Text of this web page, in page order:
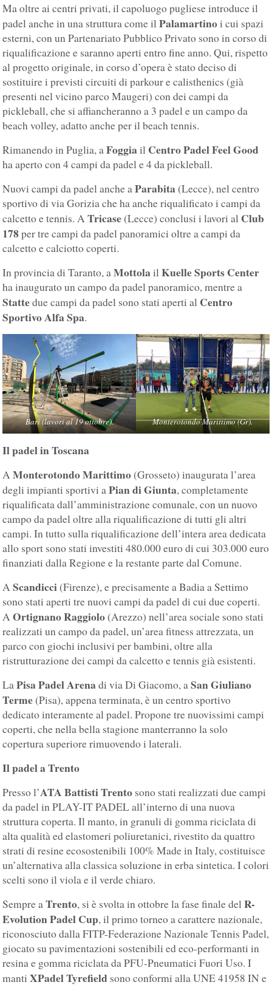
Ma oltre ai centri privati, il capoluogo pugliese introduce il
padel anche in una struttura come ilPalamartinoi cui spazi
esterni, con un Partenariato Pubblico Privato sono in corso di
riqualificazione e saranno aperti entro fine anno. Qui, rispetto
al progetto originale, in corso d’opera è stato deciso di
sostituire i previsti circuiti di parkour e calisthenics (già
presenti nel vicino parco Maugeri) con dei campi da
pickleball, che si affiancheranno a 3 padel e un campo da
beach volley, adatto anche per il beach tennis.
Rimanendo in Puglia, aFoggia il Centro Padel Feel Good
ha aperto con 4 campi da padel e 4 da pickleball.
Nuovi campi da padel anche aParabita(Lecce), nel centro
sportivo di via Gorizia che ha anche riqualificato i campi da
calcetto e tennis. ATricase(Lecce) conclusi i lavori al Club
178per tre campi da padel panoramici oltre a campi da
calcetto e calciotto coperti.
In provincia di Taranto, aMottolailKuelle Sports Center
ha inaugurato un campo da padel panoramico, mentre a
Stattedue campi da padel sono stati aperti al Centro
Sportivo Alfa Spa.
Bari (lavori al 19 ottobre). Monterotondo Marittimo (Gr).
Il padel in Toscana
AMonterotondo Marittimo(Grosseto) inaugurata l’area
degli impianti sportivi aPian di Giunta, completamente
riqualificata dall’amministrazione comunale, con un nuovo
campo da padel oltre alla riqualificazione di tutti gli altri
campi. In tutto sulla riqualificazione dell’intera area dedicata
allo sport sono stati investiti 480.000 euro di cui 303.000 euro
finanziati dalla Regione e la restante parte dal Comune.
AScandicci(Firenze), e precisamente a Badia a Settimo
sono stati aperti tre nuovi campi da padel di cui due coperti.
AOrtignano Raggiolo(Arezzo) nell’area sociale sono stati
realizzati un campo da padel, un’area fitness attrezzata, un
parco con giochi inclusivi per bambini, oltre alla
ristrutturazione dei campi da calcetto e tennis già esistenti.
LaPisa Padel Arena di via Di Giacomo, aSan Giuliano
Terme(Pisa), appena terminata, è un centro sportivo
dedicato interamente al padel. Propone tre nuovissimi campi
coperti, che nella bella stagione manterranno la solo
copertura superiore rimuovendo i laterali.
Il padel a Trento
Presso l’ATA Battisti Trento sono stati realizzati due campi
da padel in PLAY-IT PADEL all’interno di una nuova
struttura coperta. Il manto, in granuli di gomma riciclata di
alta qualità ed elastomeri poliuretanici, rivestito da quattro
strati di resine ecosostenibili 100% Made in Italy, costituisce
un’alternativa alla classica soluzione in erba sintetica. I colori
scelti sono il viola e il verde chiaro.
Sempre aTrento, si è svolta in ottobre la fase finale delR-
Evolution Padel Cup, il primo torneo a carattere nazionale,
riconosciuto dalla FITP-Federazione Nazionale Tennis Padel,
giocato su pavimentazioni sostenibili ed eco-performanti in
resina e gomma riciclata da PFU-Pneumatici Fuori Uso. I
mantiXPadel Tyrefield sono conformi alla UNE 41958 IN e